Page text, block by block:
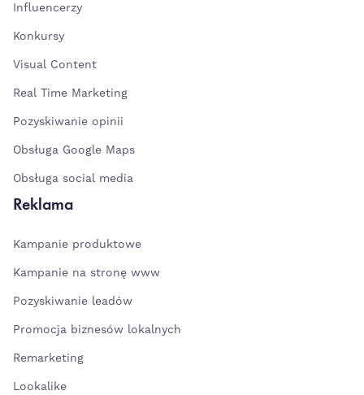
Influencerzy
Konkursy
Visual Content
Real Time Marketing
Pozyskiwanie opinii
Obsługa Google Maps
Obsługa social media
Reklama
Kampanie produktowe
Kampanie na stronę www
Pozyskiwanie leadów
Promocja biznesów lokalnych
Remarketing
Lookalike